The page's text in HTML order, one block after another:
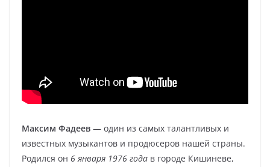
Максим Фадеев — один из самых талантливых и
известных музыкантов и продюсеров нашей страны.
Родился он 6 января 1976 года в городе Кишиневе,